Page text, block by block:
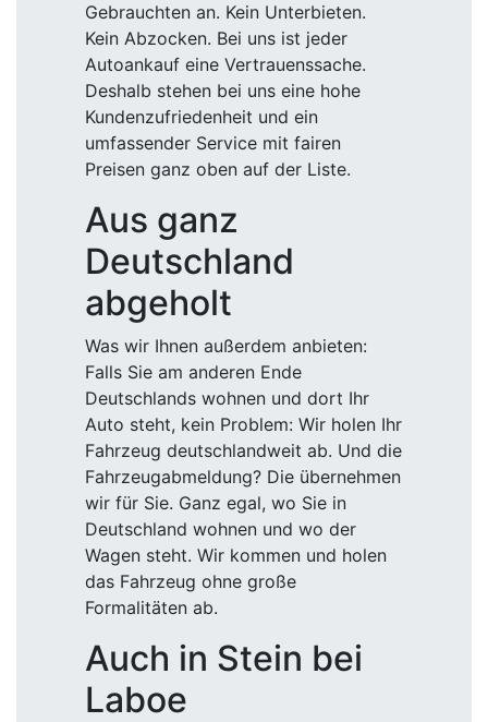
Gebrauchten an. Kein Unterbieten.
Kein Abzocken. Bei uns ist jeder
Autoankauf eine Vertrauenssache.
Deshalb stehen bei uns eine hohe
Kundenzufriedenheit und ein
umfassender Service mit fairen
Preisen ganz oben auf der Liste.
Aus ganz
Deutschland
abgeholt
Was wir Ihnen außerdem anbieten:
Falls Sie am anderen Ende
Deutschlands wohnen und dort Ihr
Auto steht, kein Problem: Wir holen Ihr
Fahrzeug deutschlandweit ab. Und die
Fahrzeugabmeldung? Die übernehmen
wir für Sie. Ganz egal, wo Sie in
Deutschland wohnen und wo der
Wagen steht. Wir kommen und holen
das Fahrzeug ohne große
Formalitäten ab.
Auch in Stein bei
Laboe